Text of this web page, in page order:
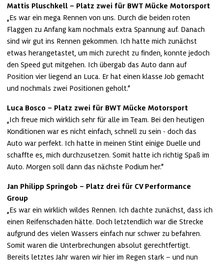
Mattis Pluschkell – Platz zwei für BWT Mücke Motorsport
„Es war ein mega Rennen von uns. Durch die beiden roten
Flaggen zu Anfang kam nochmals extra Spannung auf. Danach
sind wir gut ins Rennen gekommen. Ich hatte mich zunächst
etwas herangetastet, um mich zurecht zu finden, konnte jedoch
den Speed gut mitgehen. Ich übergab das Auto dann auf
Position vier liegend an Luca. Er hat einen klasse Job gemacht
und nochmals zwei Positionen geholt.“
Luca Bosco – Platz zwei für BWT Mücke Motorsport
„Ich freue mich wirklich sehr für alle im Team. Bei den heutigen
Konditionen war es nicht einfach, schnell zu sein - doch das
Auto war perfekt. Ich hatte in meinen Stint einige Duelle und
schaffte es, mich durchzusetzen. Somit hatte ich richtig Spaß im
Auto. Morgen soll dann das nächste Podium her.“
Jan Philipp Springob – Platz drei für CV Performance
Group
„Es war ein wirklich wildes Rennen. Ich dachte zunächst, dass ich
einen Reifenschaden hätte. Doch letztendlich war die Strecke
aufgrund des vielen Wassers einfach nur schwer zu befahren.
Somit waren die Unterbrechungen absolut gerechtfertigt.
Bereits letztes Jahr waren wir hier im Regen stark – und nun